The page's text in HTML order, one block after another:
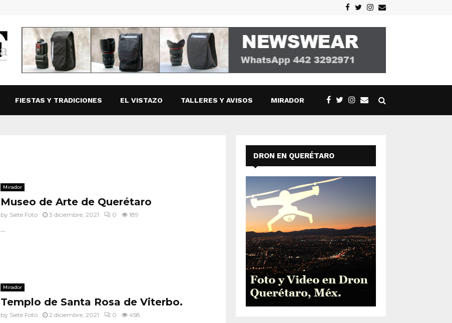
Facebook
TwitterInstagram
Email
FIESTAS Y TRADICIONES EL VISTAZO TALLERES Y AVISOS MIRADOR
Mirador
Museo de Arte de Querétaro
by Siete Foto 3 diciembre, 2021 0 189
...
Mirador
Templo de Santa Rosa de Viterbo.
by Siete Foto 2 diciembre, 2021 0 458
DRON EN QUERÉTARO